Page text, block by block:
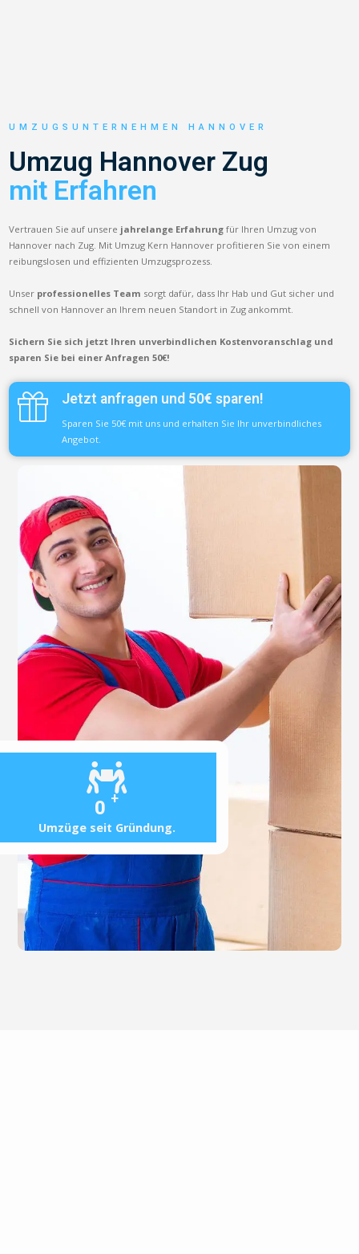
0 +
Umzüge seit Gründung.
UMZUGSUNTERNEHMEN HANNOVER
Umzug Hannover Zug
mit Erfahren
Vertrauen Sie auf unsere jahrelange Erfahrung für Ihren Umzug von
Hannover nach Zug. Mit Umzug Kern Hannover profitieren Sie von einem
reibungslosen und effizienten Umzugsprozess.
Unser professionelles Team sorgt dafür, dass Ihr Hab und Gut sicher und
schnell von Hannover an Ihrem neuen Standort in Zug ankommt.
Sichern Sie sich jetzt Ihren unverbindlichen Kostenvoranschlag und
sparen Sie bei einer Anfragen 50€!
Jetzt anfragen und 50€ sparen!
Sparen Sie 50€ mit uns und erhalten Sie Ihr unverbindliches
Angebot.